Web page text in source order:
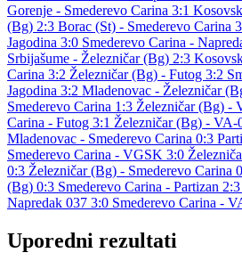
Gorenje - Smederevo Carina 3:1
(Bg) 2:3 Borac (St) - Smederevo Carina
Jagodina 3:0 Smederevo Carina -
Srbijašume - Železničar (Bg) 2:3
Carina 3:2 Železničar (Bg) - Futog 3:2
Jagodina 3:2 Mladenovac - Železničar
Smederevo Carina 1:3 Železničar (Bg) -
Carina - Futog 3:1 Železničar (Bg) - VA-
Mladenovac - Smederevo Carina 0:3
Smederevo Carina - VGSK 3:0
0:3 Železničar (Bg) - Smederevo Carina
(Bg) 0:3 Smederevo Carina - Partizan 2:3
Napredak 037 3:0 Smederevo Carina -
Uporedni rezultati